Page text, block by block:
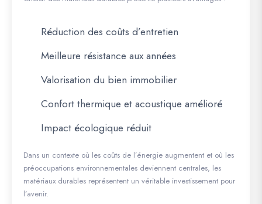
Réduction des coûts d’entretien
Meilleure résistance aux années
Valorisation du bien immobilier
Confort thermique et acoustique amélioré
Impact écologique réduit
Dans un contexte où les coûts de l’énergie augmentent et où les
préoccupations environnementales deviennent centrales, les
matériaux durables représentent un véritable investissement pour
l’avenir.